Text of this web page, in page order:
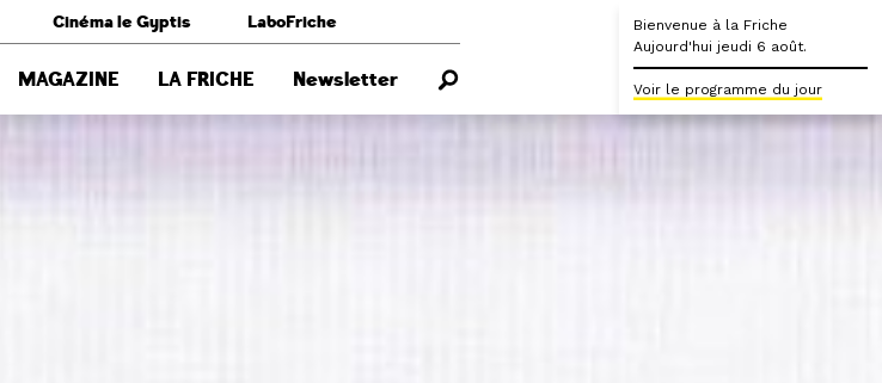
Cinéma le Gyptis LaboFriche
MAGAZINE LA FRICHE Newsletter
Bienvenue à la Friche
Aujourd'hui jeudi 6 août.
Voir le programme du jour